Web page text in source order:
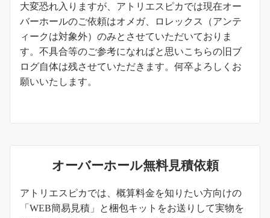
大変恐れ入りますが、アトリエスピカでは現在オー
バーホールのご依頼はオメガ、ロレックス（アンテ
ィークは対象外）のみとさせていただいておりま
す。不具合等のご参考になればと思いこちらの旧ブ
ログ自体は残させていただきます。何卒よろしくお
願いいたします。
オーバーホール無料見積依頼
アトリエスピカでは、概算料金を知りたい方向けの
「WEB簡易見積」と梱包キットをお送りして実物を